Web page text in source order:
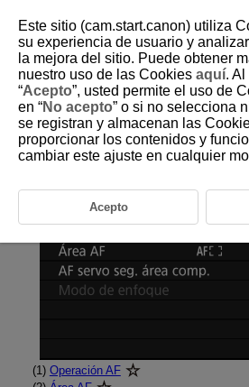
D388-129
Menús de fichas: AF (Fotos)
Operación/área AF
(1) Operación AF
Este sitio (cam.start.canon) utiliza
su experiencia de usuario y
la mejora del sitio. Puede obtener
nuestro uso de las Cookies aquí.
“Acepto”, usted permite el uso de
en “No acepto” o si no selecciona
se registran y almacenan las
proporcionar los contenidos y
cambiar este ajuste en cualquier
Acepto